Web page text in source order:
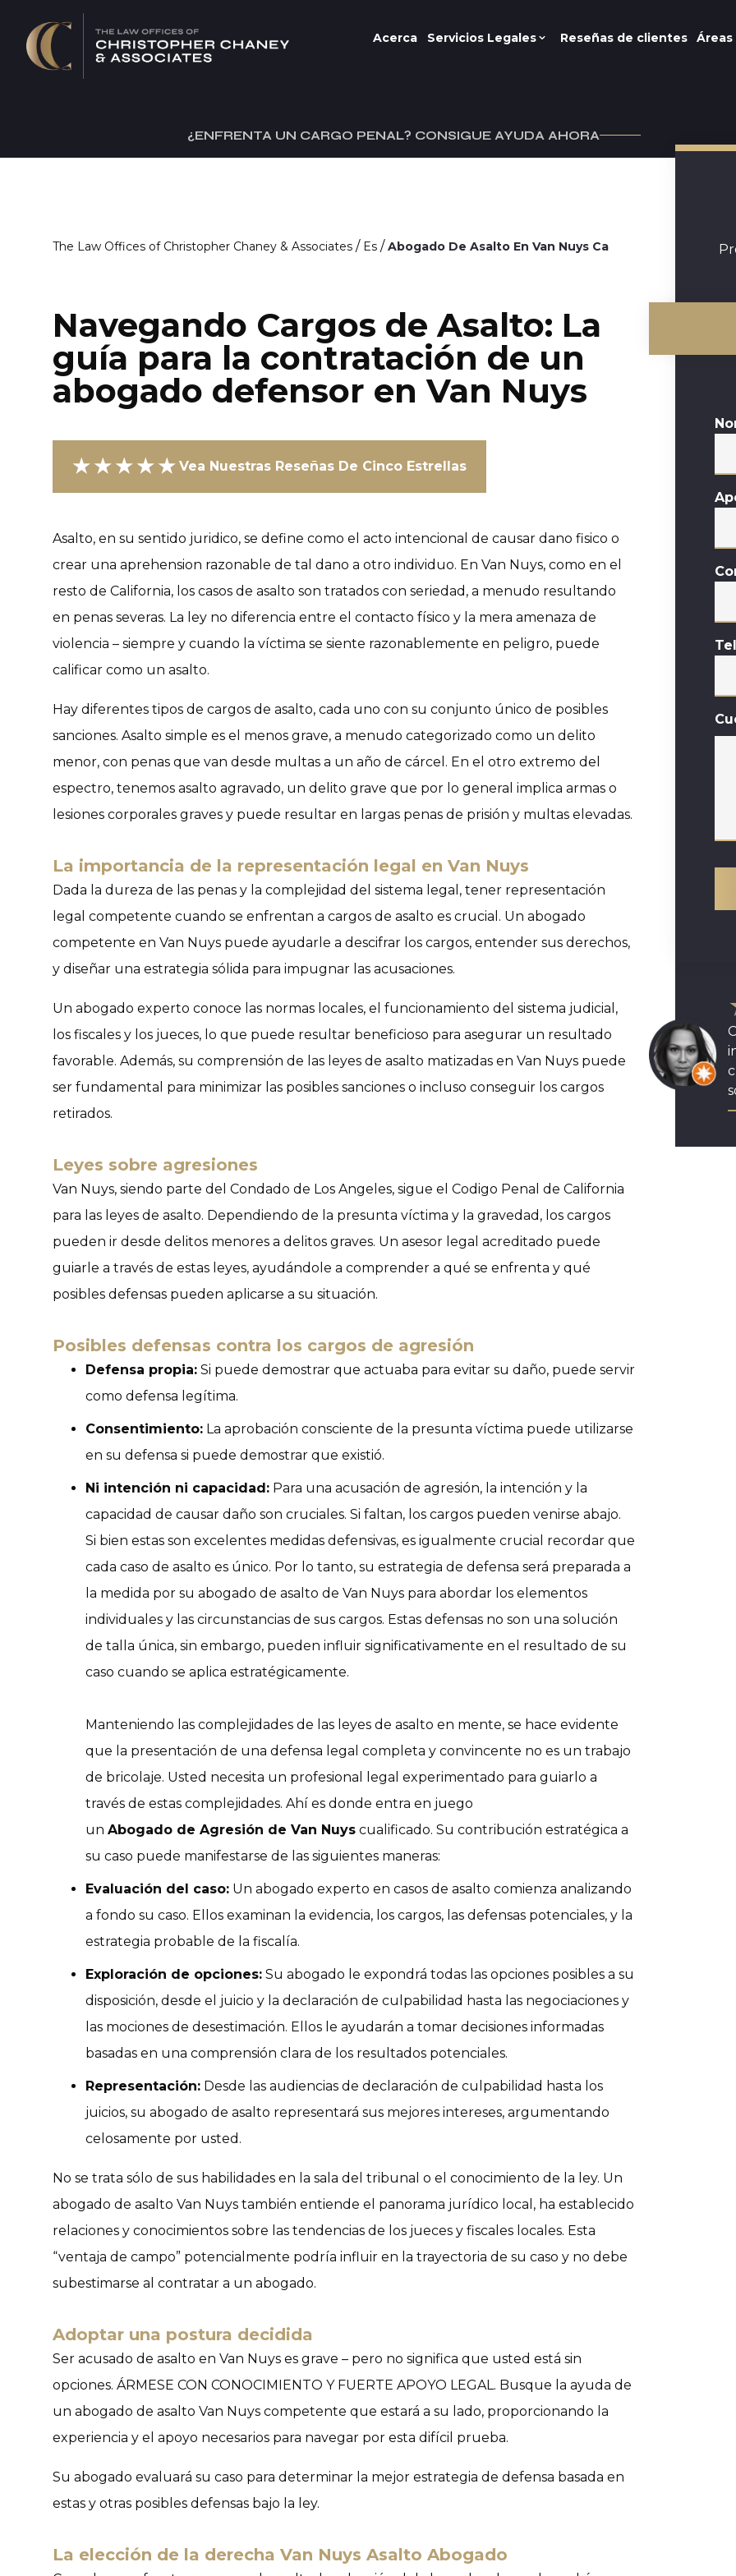
Acerca Servicios Legales Reseñas de clientes
¿ENFRENTA UN CARGO PENAL? CONSIGUE AYUDA AHORA
The Law Offices of Christopher Chaney & Associates / Es / Abogado De Asalto En Van Nuys Ca
Navegando Cargos de Asalto: La
guía para la contratación de un
abogado defensor en Van Nuys
★★★★★ Vea Nuestras Reseñas De Cinco Estrellas
Asalto, en su sentido juridico, se define como el acto intencional de causar dano fisico o
crear una aprehension razonable de tal dano a otro individuo. En Van Nuys, como en el
resto de California, los casos de asalto son tratados con seriedad, a menudo resultando
en penas severas. La ley no diferencia entre el contacto físico y la mera amenaza de
violencia – siempre y cuando la víctima se siente razonablemente en peligro, puede
calificar como un asalto.
Hay diferentes tipos de cargos de asalto, cada uno con su conjunto único de posibles
sanciones. Asalto simple es el menos grave, a menudo categorizado como un delito
menor, con penas que van desde multas a un año de cárcel. En el otro extremo del
espectro, tenemos asalto agravado, un delito grave que por lo general implica armas o
lesiones corporales graves y puede resultar en largas penas de prisión y multas elevadas.
La importancia de la representación legal en Van Nuys
Dada la dureza de las penas y la complejidad del sistema legal, tener representación
legal competente cuando se enfrentan a cargos de asalto es crucial. Un abogado
competente en Van Nuys puede ayudarle a descifrar los cargos, entender sus derechos,
y diseñar una estrategia sólida para impugnar las acusaciones.
Un abogado experto conoce las normas locales, el funcionamiento del sistema judicial,
los fiscales y los jueces, lo que puede resultar beneficioso para asegurar un resultado
favorable. Además, su comprensión de las leyes de asalto matizadas en Van Nuys puede
ser fundamental para minimizar las posibles sanciones o incluso conseguir los cargos
retirados.
Leyes sobre agresiones
Van Nuys, siendo parte del Condado de Los Angeles, sigue el Codigo Penal de California
para las leyes de asalto. Dependiendo de la presunta víctima y la gravedad, los cargos
pueden ir desde delitos menores a delitos graves. Un asesor legal acreditado puede
guiarle a través de estas leyes, ayudándole a comprender a qué se enfrenta y qué
posibles defensas pueden aplicarse a su situación.
Posibles defensas contra los cargos de agresión
Defensa propia: Si puede demostrar que actuaba para evitar su daño, puede servir
como defensa legítima.
Consentimiento: La aprobación consciente de la presunta víctima puede utilizarse
en su defensa si puede demostrar que existió.
Ni intención ni capacidad: Para una acusación de agresión, la intención y la
capacidad de causar daño son cruciales. Si faltan, los cargos pueden venirse abajo.
Si bien estas son excelentes medidas defensivas, es igualmente crucial recordar que
cada caso de asalto es único. Por lo tanto, su estrategia de defensa será preparada a
la medida por su abogado de asalto de Van Nuys para abordar los elementos
individuales y las circunstancias de sus cargos. Estas defensas no son una solución
de talla única, sin embargo, pueden influir significativamente en el resultado de su
caso cuando se aplica estratégicamente.
Manteniendo las complejidades de las leyes de asalto en mente, se hace evidente
que la presentación de una defensa legal completa y convincente no es un trabajo
de bricolaje. Usted necesita un profesional legal experimentado para guiarlo a
través de estas complejidades. Ahí es donde entra en juego
un Abogado de Agresión de Van Nuys cualificado. Su contribución estratégica a
su caso puede manifestarse de las siguientes maneras:
Evaluación del caso: Un abogado experto en casos de asalto comienza analizando
a fondo su caso. Ellos examinan la evidencia, los cargos, las defensas potenciales, y la
estrategia probable de la fiscalía.
Exploración de opciones: Su abogado le expondrá todas las opciones posibles a su
disposición, desde el juicio y la declaración de culpabilidad hasta las negociaciones y
las mociones de desestimación. Ellos le ayudarán a tomar decisiones informadas
basadas en una comprensión clara de los resultados potenciales.
Representación: Desde las audiencias de declaración de culpabilidad hasta los
juicios, su abogado de asalto representará sus mejores intereses, argumentando
celosamente por usted.
No se trata sólo de sus habilidades en la sala del tribunal o el conocimiento de la ley. Un
abogado de asalto Van Nuys también entiende el panorama jurídico local, ha establecido
relaciones y conocimientos sobre las tendencias de los jueces y fiscales locales. Esta
“ventaja de campo” potencialmente podría influir en la trayectoria de su caso y no debe
subestimarse al contratar a un abogado.
Adoptar una postura decidida
Ser acusado de asalto en Van Nuys es grave – pero no significa que usted está sin
opciones. ÁRMESE CON CONOCIMIENTO Y FUERTE APOYO LEGAL. Busque la ayuda de
un abogado de asalto Van Nuys competente que estará a su lado, proporcionando la
experiencia y el apoyo necesarios para navegar por esta difícil prueba.
Su abogado evaluará su caso para determinar la mejor estrategia de defensa basada en
estas y otras posibles defensas bajo la ley.
La elección de la derecha Van Nuys Asalto Abogado